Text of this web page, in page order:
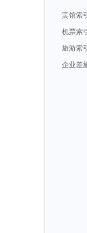
宾馆索
机票索
旅游索
企业差